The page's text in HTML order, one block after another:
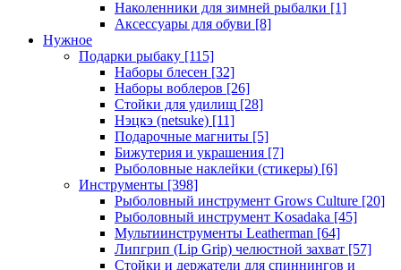
Наколенники для зимней рыбалки [1]
Аксессуары для обуви [8]
Нужное
Подарки рыбаку [115]
Наборы блесен [32]
Наборы воблеров [26]
Стойки для удилищ [28]
Нэцкэ (netsuke) [11]
Подарочные магниты [5]
Бижутерия и украшения [7]
Рыболовные наклейки (стикеры) [6]
Инструменты [398]
Рыболовный инструмент Grows Culture [20]
Рыболовный инструмент Kosadaka [45]
Мультиинструменты Leatherman [64]
Липгрип (Lip Grip) челюстной захват [57]
Стойки и держатели для спиннингов и